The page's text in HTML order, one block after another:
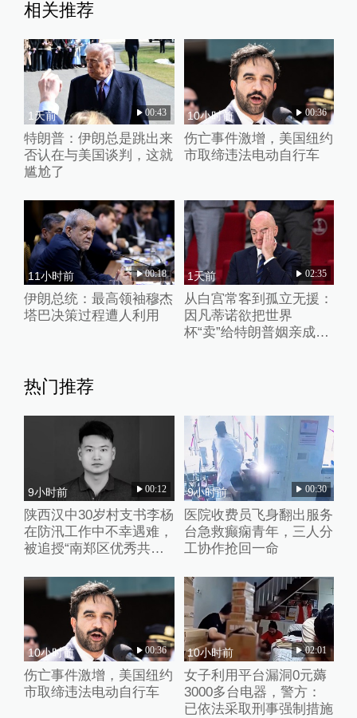
相关推荐
1天前 00:43
特朗普：伊朗总是跳出来
否认在与美国谈判，这就
尴尬了
10小时前 00:36
伤亡事件激增，美国纽约
市取缔违法电动自行车
11小时前 00:18
伊朗总统：最高领袖穆杰
塔巴决策过程遭人利用
1天前 02:35
从白宫常客到孤立无援：
因凡蒂诺欲把世界
杯“卖”给特朗普姻亲成足
热门推荐
9小时前 00:12
陕西汉中30岁村支书李杨
在防汛工作中不幸遇难，
被追授“南郑区优秀共产
9小时前 00:30
医院收费员飞身翻出服务
台急救癫痫青年，三人分
工协作抢回一命
10小时前 00:36
伤亡事件激增，美国纽约
市取缔违法电动自行车
10小时前 02:01
女子利用平台漏洞0元薅
3000多台电器，警方：
已依法采取刑事强制措施